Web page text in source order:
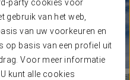
party cookies voor
gebruik van het web,
van uw voorkeuren en
op basis van een profiel uit
Voor meer informatie
kunt alle cookies